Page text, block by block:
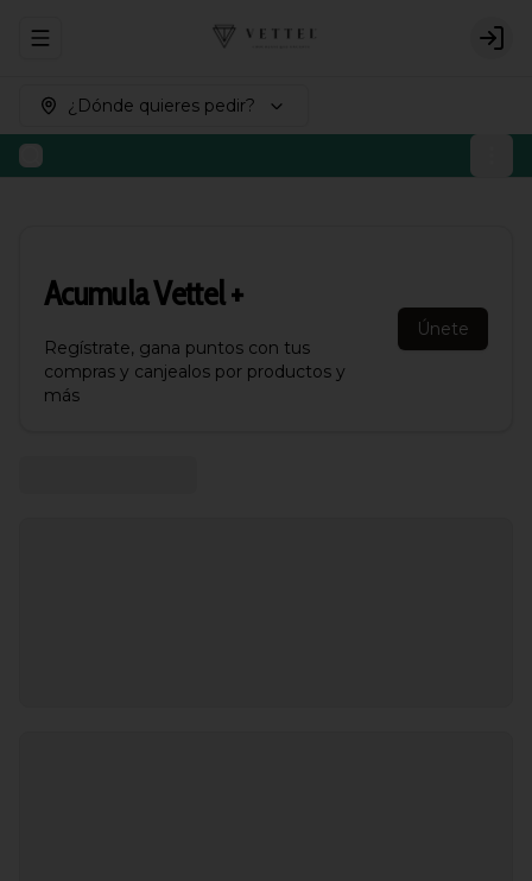
Abrir menu de navegación
¿Dónde quieres pedir?
AcumulaVettel +
Regístrate, gana puntos con tus
compras y canjealos por productos y
más
Únete